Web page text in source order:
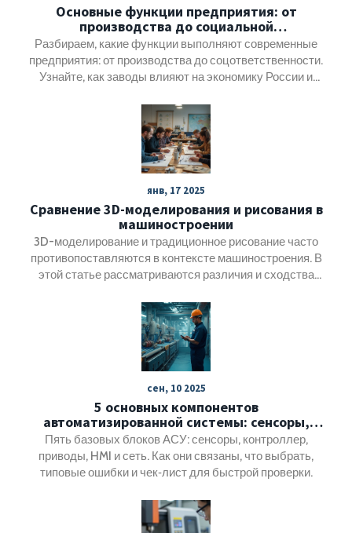
Основные функции предприятия: от
производства до социальной
ответственности
Разбираем, какие функции выполняют современные
предприятия: от производства до соцответственности.
Узнайте, как заводы влияют на экономику России и
янв, 17 2025
Сравнение 3D-моделирования и рисования в
машиностроении
3D-моделирование и традиционное рисование часто
противопоставляются в контексте машиностроения. В
этой статье рассматриваются различия и сходства
моделирование может быть сложнее, чем рисование, и
как инженеры могут применять оба навыка. Также
предоставим несколько практических советов для тех,
кто хочет улучшить свои навыки в 3D-моделировании.
сен, 10 2025
5 основных компонентов
автоматизированной системы: сенсоры,
контроллер, приводы, HMI и промышленная
сеть
Пять базовых блоков АСУ: сенсоры, контроллер,
приводы, HMI и сеть. Как они связаны, что выбрать,
типовые ошибки и чек‑лист для быстрой проверки.